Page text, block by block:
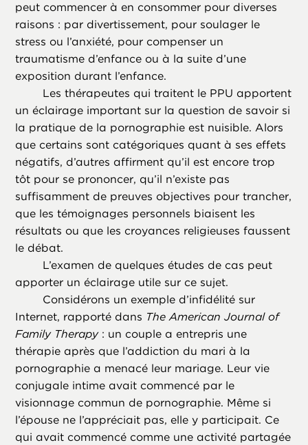
peut commencer à en consommer pour diverses
raisons : par divertissement, pour soulager le
stress ou l’anxiété, pour compenser un
traumatisme d’enfance ou à la suite d’une
exposition durant l’enfance.
Les thérapeutes qui traitent le PPU apportent
un éclairage important sur la question de savoir si
la pratique de la pornographie est nuisible. Alors
que certains sont catégoriques quant à ses effets
négatifs, d’autres affirment qu’il est encore trop
tôt pour se prononcer, qu’il n’existe pas
suffisamment de preuves objectives pour trancher,
que les témoignages personnels biaisent les
résultats ou que les croyances religieuses faussent
le débat.
L’examen de quelques études de cas peut
apporter un éclairage utile sur ce sujet.
Considérons un exemple d’infidélité sur
Internet, rapporté dans The American Journal of
Family Therapy: un couple a entrepris une
thérapie après que l’addiction du mari à la
pornographie a menacé leur mariage. Leur vie
conjugale intime avait commencé par le
visionnage commun de pornographie. Même si
l’épouse ne l’appréciait pas, elle y participait. Ce
qui avait commencé comme une activité partagée